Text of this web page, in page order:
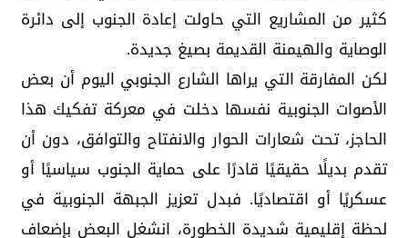
كثير من المشاريع التي حاولت إعادة الجنوب إلى دائرة
الوصاية والهيمنة القديمة بصيغ جديدة.
لكن المفارقة التي يراها الشارع الجنوبي اليوم أن بعض
الأصوات الجنوبية نفسها دخلت في معركة تفكيك هذا
الحاجز، تحت شعارات الحوار والانفتاح والتوافق، دون أن
تقدم بديلًا حقيقيًا قادرًا على حماية الجنوب سياسيًا أو
عسكريًا أو اقتصاديًا. فبدل تعزيز الجبهة الجنوبية في
لحظة إقليمية شديدة الخطورة، انشغل البعض بإضعاف